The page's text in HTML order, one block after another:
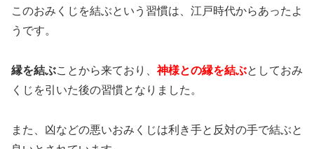
このおみくじを結ぶという習慣は、江戸時代からあったよ
うです。
縁を結ぶことから来ており、神様との縁を結ぶとしておみ
くじを引いた後の習慣となりました。
また、凶などの悪いおみくじは利き手と反対の手で結ぶと